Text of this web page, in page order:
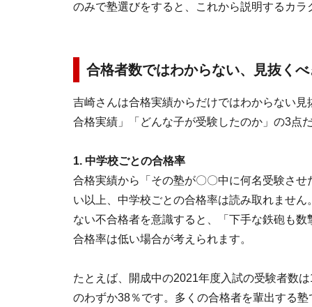
のみで塾選びをすると、これから説明するカ
合格者数ではわからない、見抜く
吉崎さんは合格実績からだけではわからない
合格実績」「どんな子が受験したのか」の3点
1. 中学校ごとの合格率
合格実績から「その塾が〇〇中に何名受験さ
い以上、中学校ごとの合格率は読み取れませ
ない不合格者を意識すると、「下手な鉄砲も
合格率は低い場合が考えられます。
たとえば、開成中の2021年度入試の受験者数
のわずか38％です。多くの合格者を輩出する